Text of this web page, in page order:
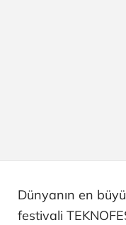
Dünyanın en
festivali